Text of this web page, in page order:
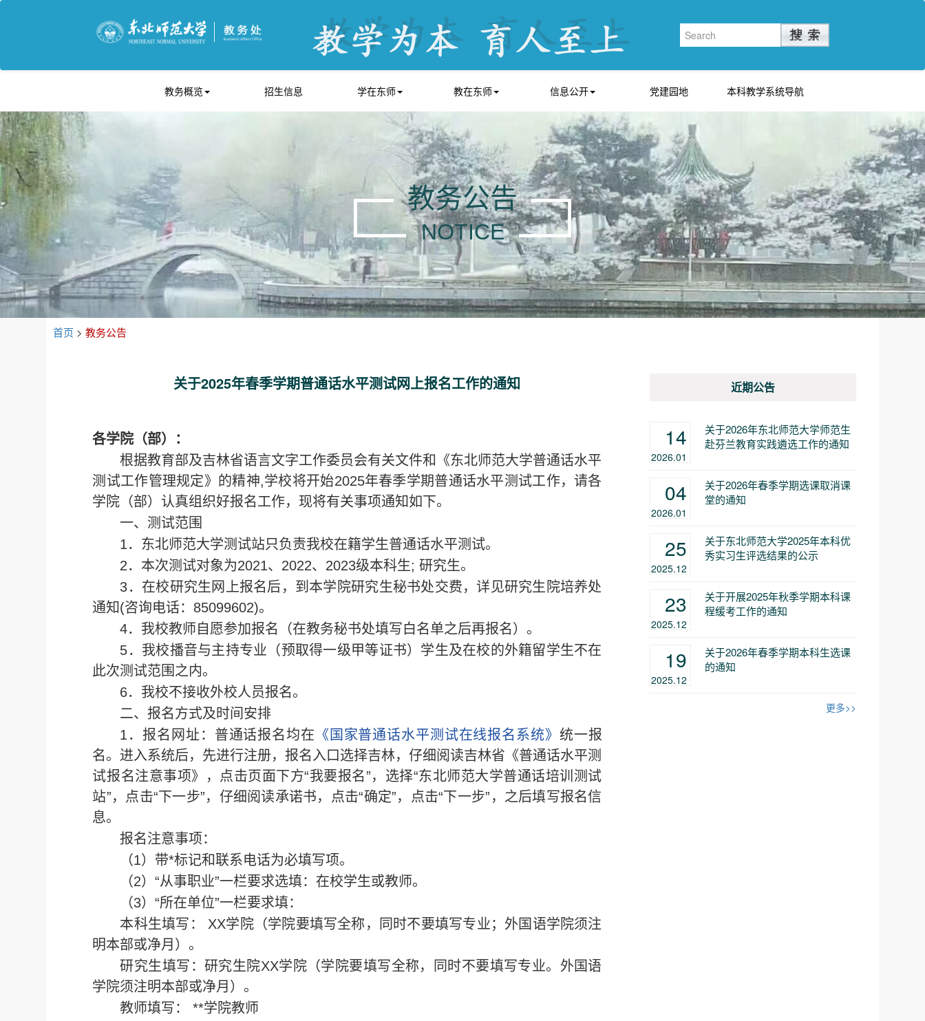
教务概览 招生信息 学在东师 教在东师 信息公开 党建园地 本科教学系统导航
教务公告
NOTICE
首页 > 教务公告
关于2025年春季学期普通话水平测试网上报名工作的通知
各学院（部）：
根据教育部及吉林省语言文字工作委员会有关文件和《东北师范大学普通话水平
测试工作管理规定》的精神,学校将开始2025年春季学期普通话水平测试工作，请各
学院（部）认真组织好报名工作，现将有关事项通知如下。
一、测试范围
1．东北师范大学测试站只负责我校在籍学生普通话水平测试。
2．本次测试对象为2021、2022、2023级本科生; 研究生。
3．在校研究生网上报名后，到本学院研究生秘书处交费，详见研究生院培养处
通知(咨询电话：85099602)。
4．我校教师自愿参加报名（在教务秘书处填写白名单之后再报名）。
5．我校播音与主持专业（预取得一级甲等证书）学生及在校的外籍留学生不在
此次测试范围之内。
6．我校不接收外校人员报名。
二、报名方式及时间安排
1．报名网址：普通话报名均在 《国家普通话水平测试在线报名系统》 统一报
名。进入系统后，先进行注册，报名入口选择吉林，仔细阅读吉林省《普通话水平测
试报名注意事项》，点击页面下方“我要报名”，选择“东北师范大学普通话培训测试
站”，点击“下一步”，仔细阅读承诺书，点击“确定”，点击“下一步”，之后填写报名信
息。
报名注意事项：
（1）带*标记和联系电话为必填写项。
（2）“从事职业”一栏要求选填：在校学生或教师。
（3）“所在单位”一栏要求填：
本科生填写： XX学院（学院要填写全称，同时不要填写专业；外国语学院须注
明本部或净月）。
研究生填写：研究生院XX学院（学院要填写全称，同时不要填写专业。外国语
学院须注明本部或净月）。
教师填写： **学院教师
近期公告
14
2026.01
关于2026年东北师范大学师范生
赴芬兰教育实践遴选工作的通知
04
2026.01
关于2026年春季学期选课取消课
堂的通知
25
2025.12
关于东北师范大学2025年本科优
秀实习生评选结果的公示
23
2025.12
关于开展2025年秋季学期本科课
程缓考工作的通知
19
2025.12
关于2026年春季学期本科生选课
的通知
更多>>